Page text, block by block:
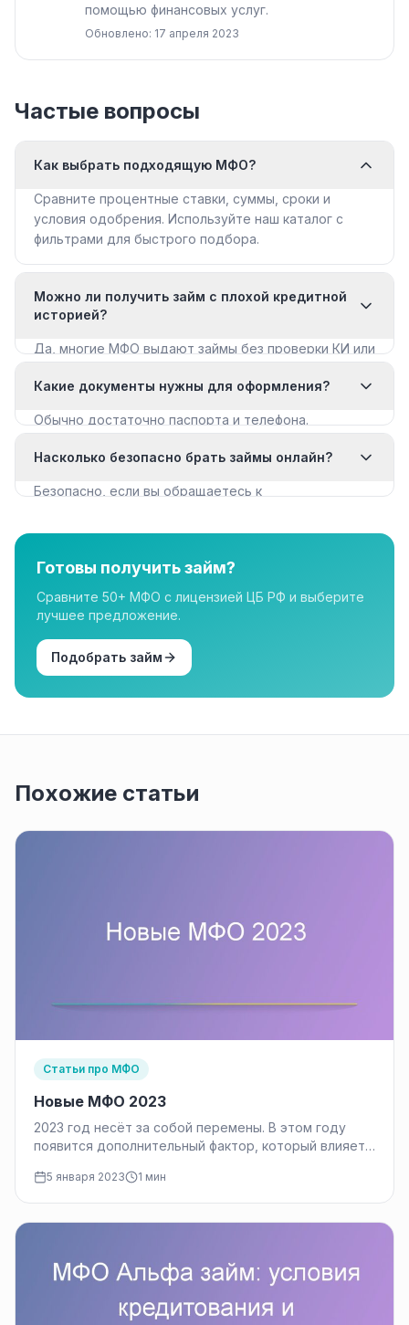
помощью финансовых услуг.
Обновлено: 17 апреля 2023
Частые вопросы
Как выбрать подходящую МФО?
Сравните процентные ставки, суммы, сроки и
условия одобрения. Используйте наш каталог с
фильтрами для быстрого подбора.
Можно ли получить займ с плохой кредитной
историей?
Да, многие МФО выдают займы без проверки КИ или
с плохой КИ».
Какие документы нужны для оформления?
Обычно достаточно паспорта и телефона.
документы для крупных сумм.
Насколько безопасно брать займы онлайн?
Безопасно, если вы обращаетесь к
организации в нашем каталоге имеют лицензию.
Готовы получить займ?
Сравните 50+ МФО с лицензией ЦБ РФ и выберите
лучшее предложение.
Подобрать займ
Похожие статьи
Статьи про МФО
Новые МФО 2023
2023 год несёт за собой перемены. В этом году
появится дополнительный фактор, который влияет
5 января 2023 1 мин